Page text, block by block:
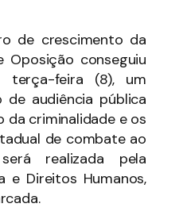
de crescimento da
Oposição conseguiu
terça-feira (8), um
de audiência pública
criminalidade e os
de combate ao
realizada pela
e Direitos Humanos,